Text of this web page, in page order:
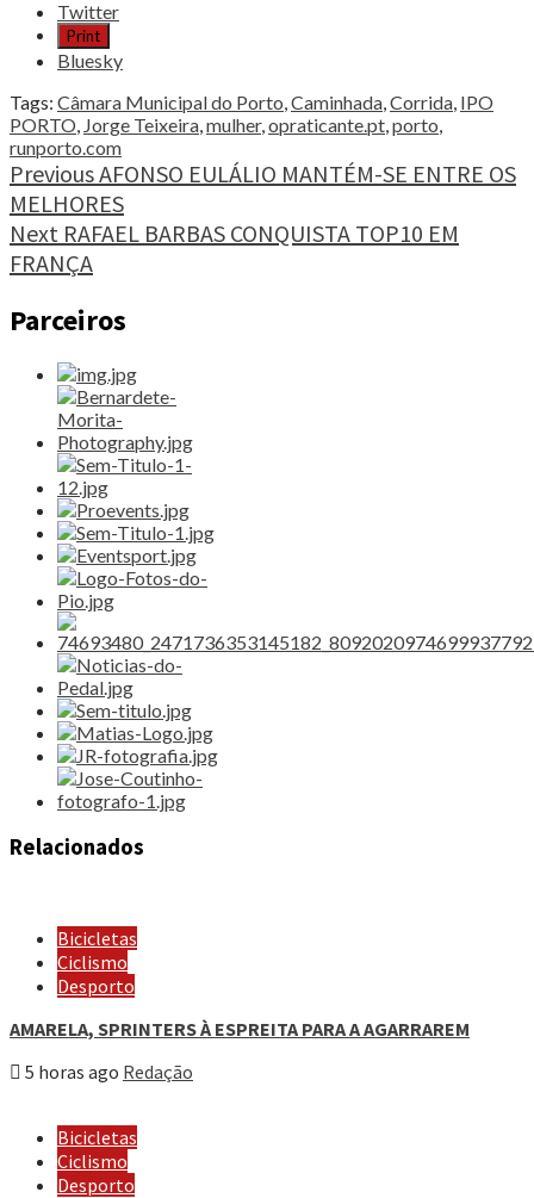
post
"CORRIDA
MULHER:
20
ANOS,
25
MIL
RAZÕES
PARA
SORRIR"
Twitter
Print
Bluesky
Tags: Câmara Municipal do Porto Caminhada Corrida IPO
PORTO Jorge Teixeira mulher, opraticante.pt porto
runporto.com
Continue
Reading
PreviousAFONSO EULÁLIO MANTÉM-SE ENTRE OS
MELHORES
Next RAFAEL BARBAS CONQUISTA TOP10 EM
FRANÇA
Parceiros
Relacionados
Bicicletas
Ciclismo
Desporto
AMARELA, SPRINTERS À ESPREITA PARA A AGARRAREM
5 horas ago Redação
Bicicletas
Ciclismo
Desporto